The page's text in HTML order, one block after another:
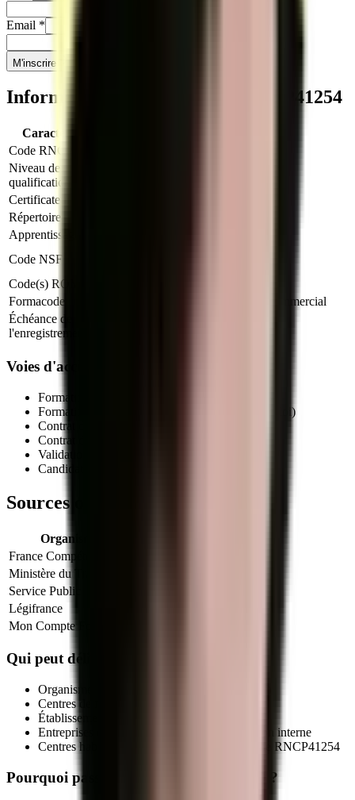
Email *
M'inscrire
Informations clés sur le titre RNCP41254
Caractéristique
Code RNCP
Niveau de
qualification
Certificateur
Répertoire
Apprentissage
Code NSF
Code(s) ROME
Formacode
35028 : Secrétariat assistanat commercial
Échéance de
l'enregistrement
Voies d'accès au titre professionnel
Formation initiale (en centre de formation agréé)
Formation continue (salariés, demandeurs d'emploi)
Contrat d'apprentissage
Contrat de professionnalisation
Validation des Acquis de l'Expérience (VAE)
Candidature libre auprès d'un centre habilité
Sources officielles et références
Organisme
France Compétences
Ministère du Travail
Service Public
Légifrance
Mon Compte Formation
Qui peut délivrer le titre
Organismes de formation déclarés (NDA actif)
Centres de formation d'apprentis (CFA)
Établissements publics de formation
Entreprises qualifiées via leur service formation interne
Centres habilités par le certificateur sur la fiche
RNCP41254
Pourquoi passer par MEG Business 360 ?